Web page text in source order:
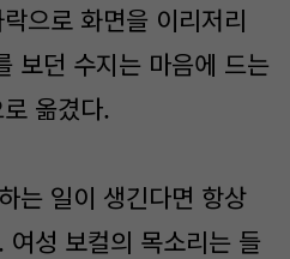
으로 화면을 이리저리
보던 수지는 마음에 드는
옮겼다.
는 일이 생긴다면 항상
성 보컬의 목소리는 들